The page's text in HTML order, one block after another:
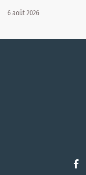
6 août 2026